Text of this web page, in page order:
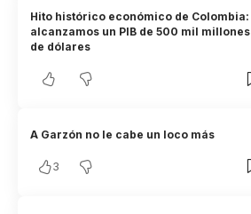
Hito histórico económico de Colombia:
alcanzamos un PIB de 500 mil millones
de dólares
A Garzón no le cabe un loco más
3